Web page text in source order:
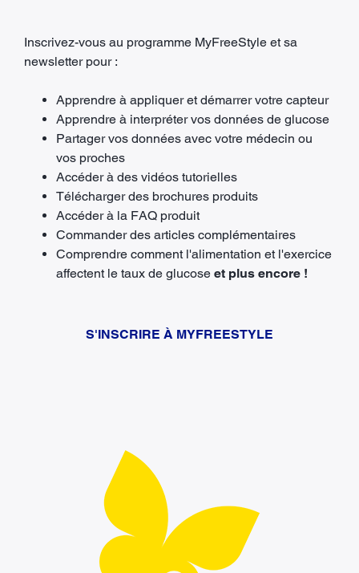
Inscrivez-vous au programme MyFreeStyle et sa
newsletter pour :
Apprendre à appliquer et démarrer votre capteur
Apprendre à interpréter vos données de glucose
Partager vos données avec votre médecin ou
vos proches
Accéder à des vidéos tutorielles
Télécharger des brochures produits
Accéder à la FAQ produit
Commander des articles complémentaires
Comprendre comment l'alimentation et l'exercice
affectent le taux de glucose et plus encore !
S'INSCRIRE À MYFREESTYLE